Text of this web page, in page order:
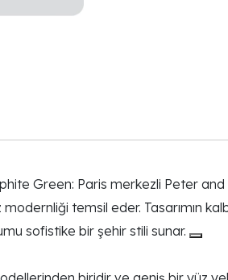
Green: Paris merkezli Peter
modernliği temsil eder.
sofistike bir şehir stili sunar.